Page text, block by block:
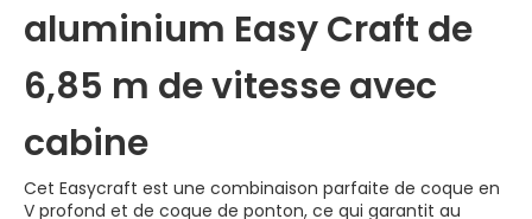
aluminium Easy Craft de
6,85 m de vitesse avec
cabine
Cet Easycraft est une combinaison parfaite de coque en
V profond et de coque de ponton, ce qui garantit au